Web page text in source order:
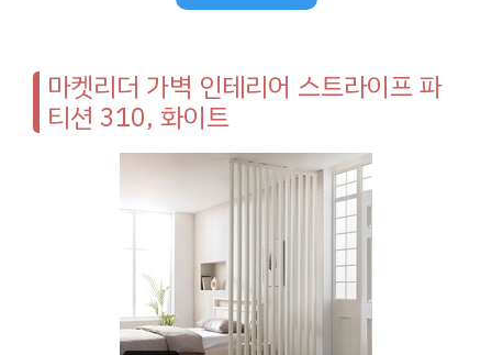
마켓리더 가벽 인테리어 스트라이프 파
티션 310, 화이트